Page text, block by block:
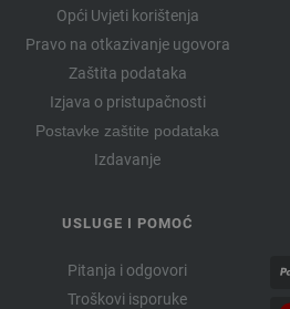
Opći Uvjeti korištenja
Pravo na otkazivanje ugovora
Zaštita podataka
Izjava o pristupačnosti
Postavke zaštite podataka
Izdavanje
USLUGE I POMOĆ
Pitanja i odgovori
Troškovi isporuke